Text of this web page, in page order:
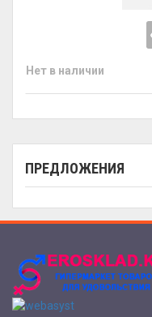
ПРЕДЛОЖЕНИЯ
Нет в наличии